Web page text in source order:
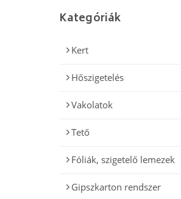
Kategóriák
Kert
Hőszigetelés
Vakolatok
Tető
Fóliák, szigetelő lemezek
Gipszkarton rendszer